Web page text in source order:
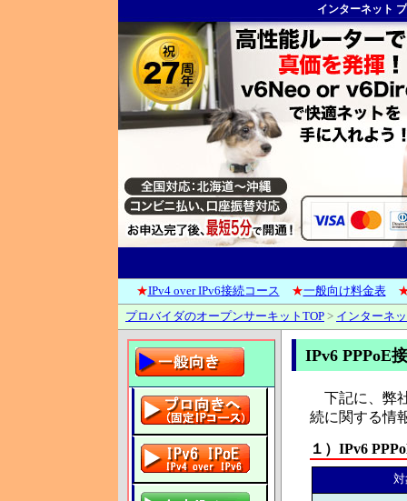
インターネット
★IPv4 over IPv6接続コース ★一般向け料金表
プロバイダのオープンサーキットTOP > インターネ
IPv6 PPPoE
下記に、弊
続に関する情
１）IPv6